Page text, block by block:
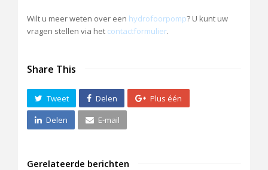
Wilt u meer weten over een hydrofoorpomp? U kunt uw
vragen stellen via het contactformulier.
Share This
Tweet Delen Plus één
Delen E-mail
Gerelateerde berichten